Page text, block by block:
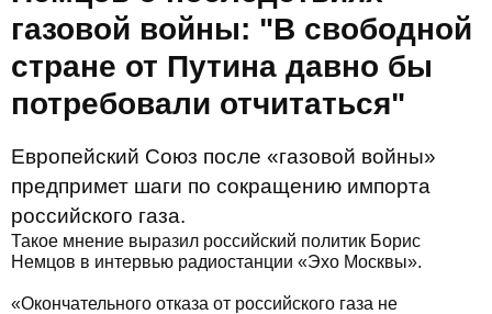
газовой войны: "В свободной
стране от Путина давно бы
потребовали отчитаться"
Европейский Союз после «газовой войны»
предпримет шаги по сокращению импорта
российского газа.
Такое мнение выразил российский политик Борис
Немцов в интервью радиостанции «Эхо Москвы».
«Окончательного отказа от российского газа не